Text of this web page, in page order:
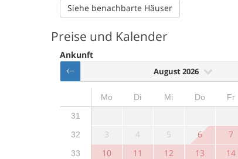
Siehe benachbarte Häuser
Preise und Kalender
Ankunft
August 2026
Mo Di Mi Do Fr
31
32 3 4 5 6 7
33 10 11 12 13 14